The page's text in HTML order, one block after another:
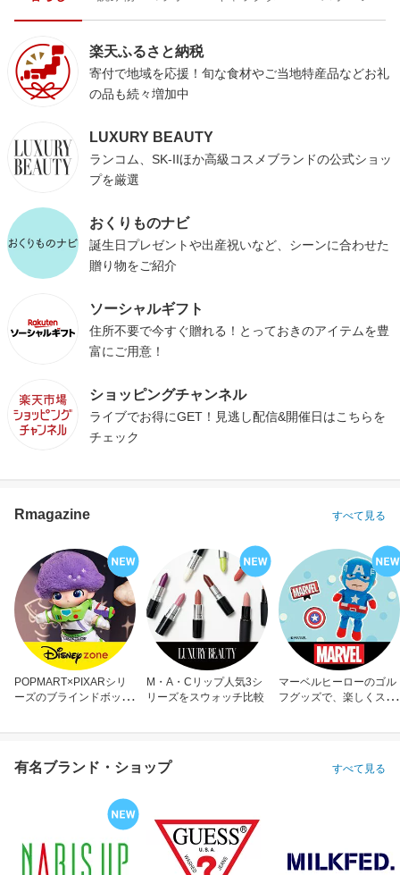
楽天ふるさと納税
寄付で地域を応援！旬な食材やご当地特産品などお礼
の品も続々増加中
LUXURY BEAUTY
ランコム、SK-IIほか高級コスメブランドの公式ショッ
プを厳選
おくりものナビ
誕生日プレゼントや出産祝いなど、シーンに合わせた
贈り物をご紹介
ソーシャルギフト
住所不要で今すぐ贈れる！とっておきのアイテムを豊
富にご用意！
ショッピングチャンネル
ライブでお得にGET！見逃し配信&開催日はこちらを
チェック
Rmagazine すべて見る
POPMART×PIXARシリ
ーズのブラインドボック
M・A・Cリップ人気3シ
リーズをスウォッチ比較
マーベルヒーローのゴル
フグッズで、楽しくスコ
有名ブランド・ショップ すべて見る